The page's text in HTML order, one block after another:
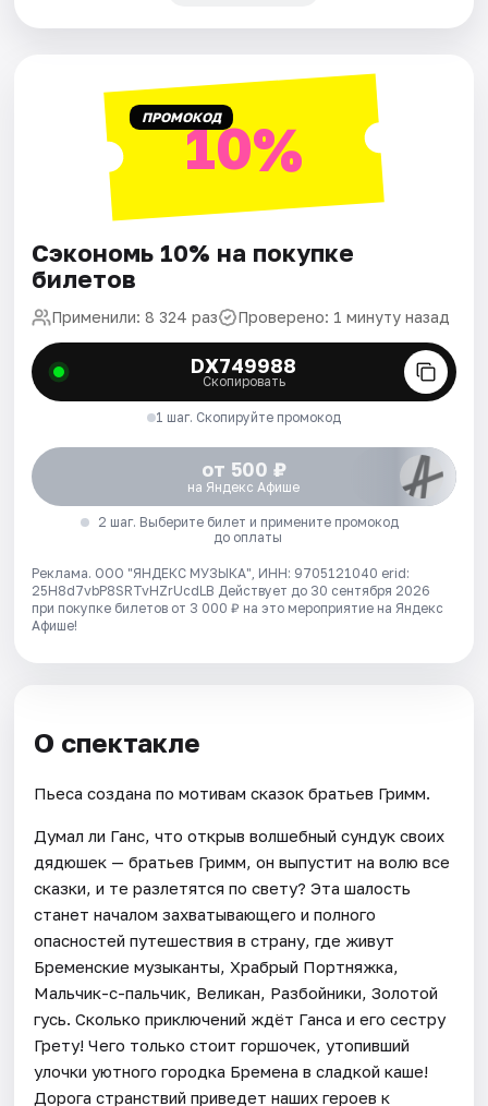
ПРОМОКОД10%
Сэкономь 10% на покупке
билетов
Применили: 8 324 раз Проверено: 1 минуту назад
DX749988
Скопировать
1 шаг. Скопируйте промокод
от 500 ₽
на Яндекс Афише
2 шаг. Выберите билет и примените промокод
до оплаты
Реклама. ООО "ЯНДЕКС МУЗЫКА", ИНН: 9705121040 erid:
25H8d7vbP8SRTvHZrUcdLB Действует до 30 сентября 2026
при покупке билетов от 3 000 ₽ на это мероприятие на Яндекс
Афише!
О спектакле
Пьеса создана по мотивам сказок братьев Гримм.
Думал ли Ганс, что открыв волшебный сундук своих
дядюшек — братьев Гримм, он выпустит на волю все
сказки, и те разлетятся по свету? Эта шалость
станет началом захватывающего и полного
опасностей путешествия в страну, где живут
Бременские музыканты, Храбрый Портняжка,
Мальчик-с-пальчик, Великан, Разбойники, Золотой
гусь. Сколько приключений ждёт Ганса и его сестру
Грету! Чего только стоит горшочек, утопивший
улочки уютного городка Бремена в сладкой каше!
Дорога странствий приведет наших героев к